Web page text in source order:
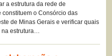
a estrutura da rede de
o Consórcio das
de Minas Gerais e verificar quais
na estrutura…